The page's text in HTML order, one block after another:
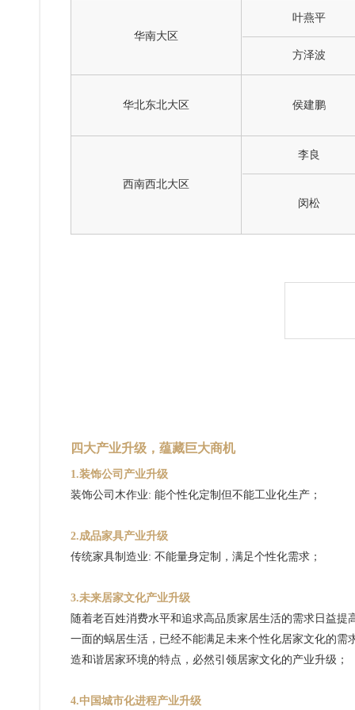
华南大区
叶燕平
方泽波
华北东北大区 侯建鹏
西南西北大区
李良
闵松
四大产业升级，蕴藏巨大商机
1.装饰公司产业升级
装饰公司木作业: 能个性化定制但不能工业化生产；
2.成品家具产业升级
传统家具制造业: 不能量身定制，满足个性化需求；
3.未来居家文化产业升级
随着老百姓消费水平和追求高品质家居生活的需求日益提
一面的蜗居生活，已经不能满足未来个性化居家文化的需
造和谐居家环境的特点，必然引领居家文化的产业升级；
4.中国城市化进程产业升级